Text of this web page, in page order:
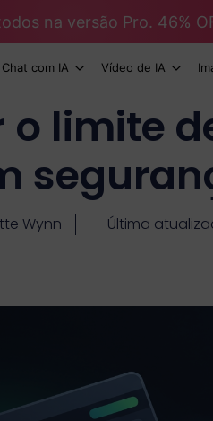
na versão Pro. 46%
Chat com IA Vídeo de IA
limite
Wynn Última